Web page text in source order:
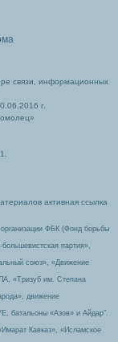
связи, информационных
г.
активная ссылка
ФБК (Фонд борьбы
партия»,
союз», «Движение
«Тризуб им. Степана
движение
батальоны «Азов» и Айдар″.
Кавказ», «Исламское